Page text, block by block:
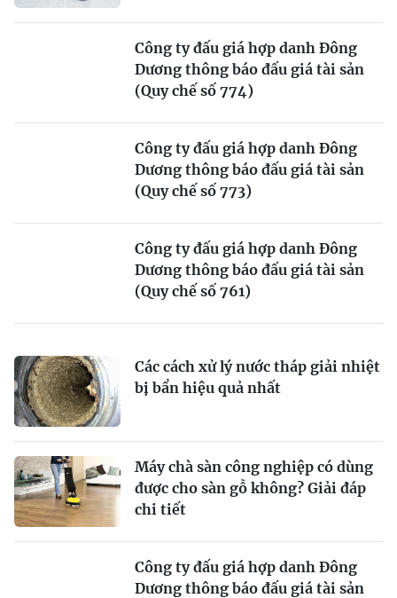
Công ty đấu giá hợp danh Đông
Dương thông báo đấu giá tài sản
(Quy chế số 774)
Công ty đấu giá hợp danh Đông
Dương thông báo đấu giá tài sản
(Quy chế số 773)
Công ty đấu giá hợp danh Đông
Dương thông báo đấu giá tài sản
(Quy chế số 761)
Các cách xử lý nước tháp giải nhiệt
bị bẩn hiệu quả nhất
Máy chà sàn công nghiệp có dùng
được cho sàn gỗ không? Giải đáp
chi tiết
Công ty đấu giá hợp danh Đông
Dương thông báo đấu giá tài sản